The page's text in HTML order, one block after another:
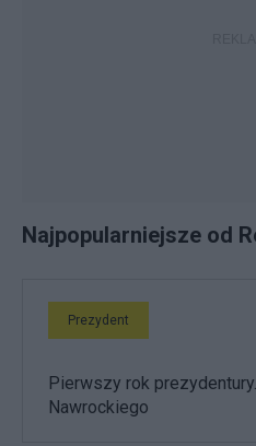
Najpopularniejsze od
Prezydent
Pierwszy rok
Nawrockiego